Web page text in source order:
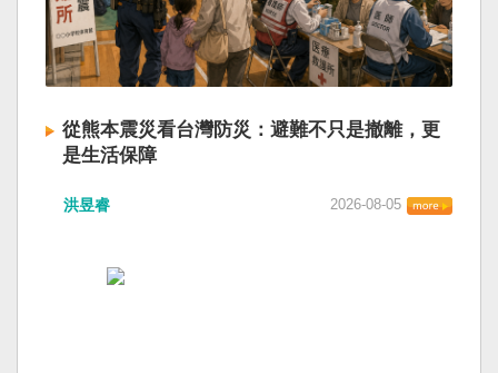
從熊本震災看台灣防災：避難不只是撤離，更
是生活保障
洪昱睿 2026-08-05